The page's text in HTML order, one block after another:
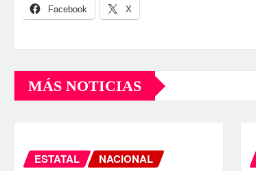
Facebook X
MÁS NOTICIAS
ESTATAL
NACIONAL